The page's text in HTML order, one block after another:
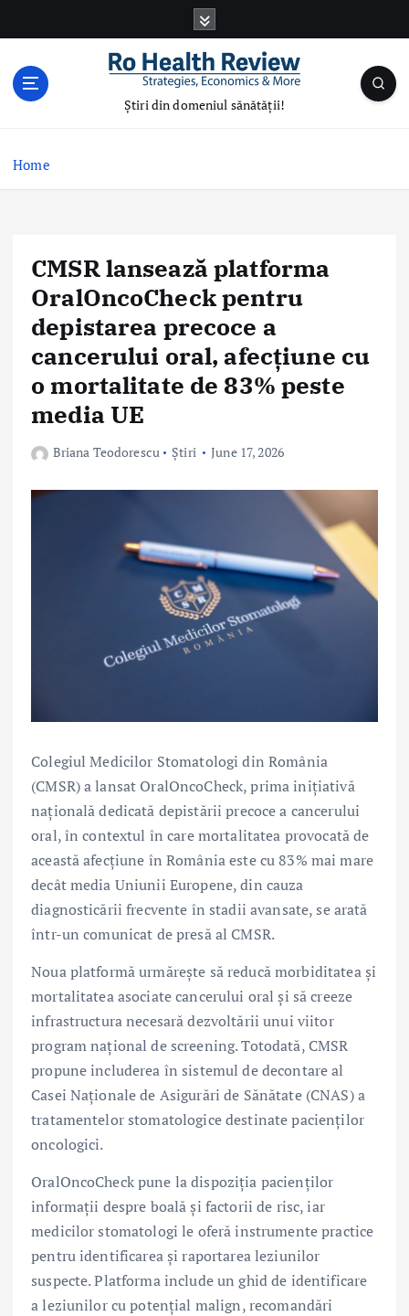
Știri din domeniul sănătății!
Home
CMSR lansează platforma
OralOncoCheck pentru
depistarea precoce a
cancerului oral, afecțiune cu
o mortalitate de 83% peste
media UE
Briana Teodorescu Știri June 17, 2026
Colegiul Medicilor Stomatologi din România
(CMSR) a lansat OralOncoCheck, prima inițiativă
națională dedicată depistării precoce a cancerului
oral, în contextul în care mortalitatea provocată de
această afecțiune în România este cu 83% mai mare
decât media Uniunii Europene, din cauza
diagnosticării frecvente în stadii avansate, se arată
într-un comunicat de presă al CMSR.
Noua platformă urmărește să reducă morbiditatea și
mortalitatea asociate cancerului oral și să creeze
infrastructura necesară dezvoltării unui viitor
program național de screening. Totodată, CMSR
propune includerea în sistemul de decontare al
Casei Naționale de Asigurări de Sănătate (CNAS) a
tratamentelor stomatologice destinate pacienților
oncologici.
OralOncoCheck pune la dispoziția pacienților
informații despre boală și factorii de risc, iar
medicilor stomatologi le oferă instrumente practice
pentru identificarea și raportarea leziunilor
suspecte. Platforma include un ghid de identificare
a leziunilor cu potențial malign, recomandări